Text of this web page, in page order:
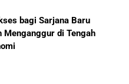
Bisnis dari Eiger:
Bisnis Apparel Outdoor
Membangun Resto
Menguntungkan
bagi Sarjana Baru
Menganggur di Tengah